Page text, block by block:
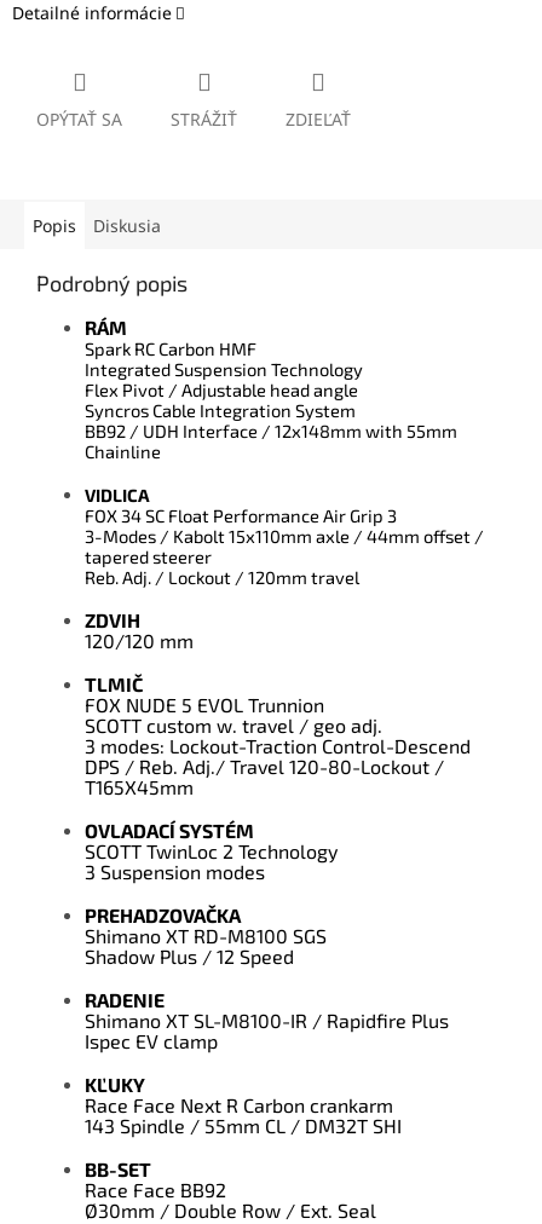
Detailné informácie
OPÝTAŤ SA STRÁŽIŤ ZDIEĽAŤ
Popis Diskusia
Podrobný popis
RÁM
Spark RC Carbon HMF
Integrated Suspension Technology
Flex Pivot / Adjustable head angle
Syncros Cable Integration System
BB92 / UDH Interface / 12x148mm with 55mm
Chainline
VIDLICA
FOX 34 SC Float Performance Air Grip 3
3-Modes / Kabolt 15x110mm axle / 44mm offset /
tapered steerer
Reb. Adj. / Lockout / 120mm travel
ZDVIH
120/120 mm
TLMIČ
FOX NUDE 5 EVOL Trunnion
SCOTT custom w. travel / geo adj.
3 modes: Lockout-Traction Control-Descend
DPS / Reb. Adj./ Travel 120-80-Lockout /
T165X45mm
OVLADACÍ SYSTÉM
SCOTT TwinLoc 2 Technology
3 Suspension modes
PREHADZOVAČKA
Shimano XT RD-M8100 SGS
Shadow Plus / 12 Speed
RADENIE
Shimano XT SL-M8100-IR / Rapidfire Plus
Ispec EV clamp
KĽUKY
Race Face Next R Carbon crankarm
143 Spindle / 55mm CL / DM32T SHI
BB-SET
Race Face BB92
Ø30mm / Double Row / Ext. Seal